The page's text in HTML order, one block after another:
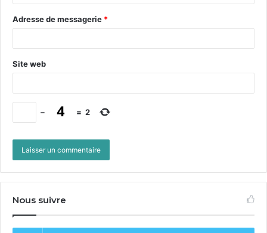
Adresse de messagerie *
Site web
− = 2
Nous suivre